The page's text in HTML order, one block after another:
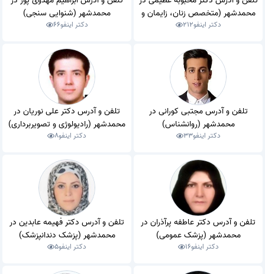
محمدشهر (متخصص زنان، زایمان و
نازایی)
دکتر اینفو212
محمدشهر (شنوایی سنجی)
دکتر اینفو66
تلفن و آدرس مجتبی کورانی در
محمدشهر (روانشناس)
دکتر اینفو33
تلفن و آدرس دکتر علی نوریان در
محمدشهر (رادیولوژی و تصویربرداری)
دکتر اینفو8
تلفن و آدرس دکتر عاطفه پرآذران در
محمدشهر (پزشک عمومی)
دکتر اینفو16
تلفن و آدرس دکتر فهیمه عابدین در
محمدشهر (پزشک دندانپزشک)
دکتر اینفو5